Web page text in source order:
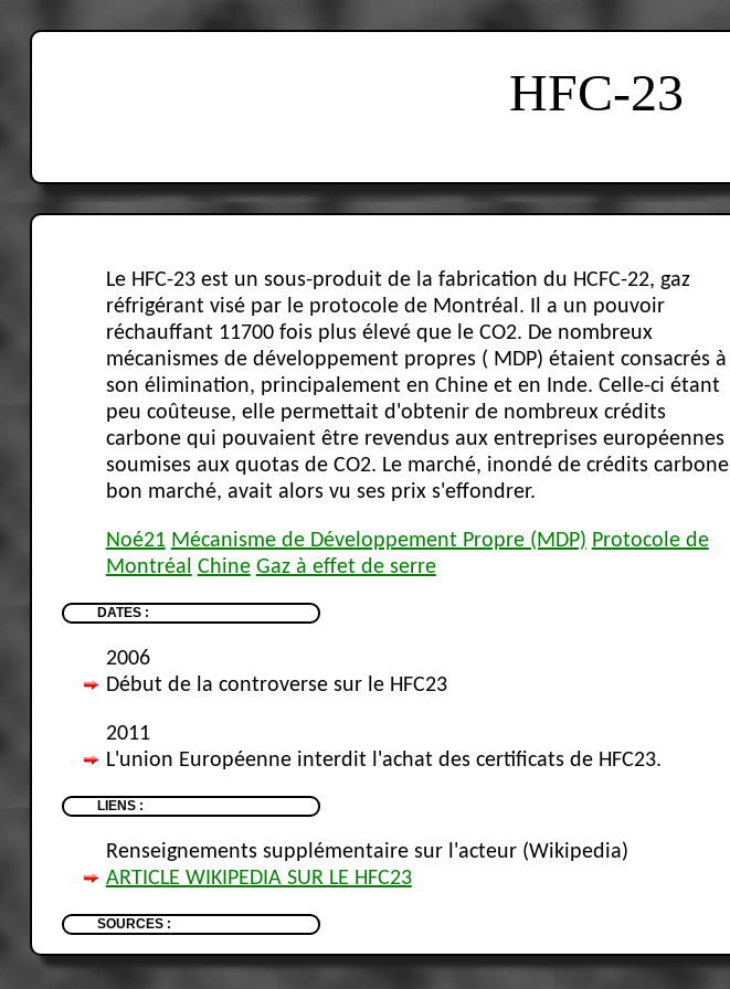
HFC-23
Le HFC-23 est un sous-produit de la fabrication du HCFC-22, gaz
réfrigérant visé par le protocole de Montréal. Il a un pouvoir
réchauffant 11700 fois plus élevé que le CO2. De nombreux
mécanismes de développement propres ( MDP) étaient consacrés à
son élimination, principalement en Chine et en Inde. Celle-ci étant
peu coûteuse, elle permettait d'obtenir de nombreux crédits
carbone qui pouvaient être revendus aux entreprises européennes
soumises aux quotas de CO2. Le marché, inondé de crédits carbone
bon marché, avait alors vu ses prix s'effondrer.
Noé21 Mécanisme de Développement Propre (MDP) Protocole de
Montréal Chine Gaz à effet de serre
DATES :
2006
Début de la controverse sur le HFC23
2011
L'union Européenne interdit l'achat des certificats de HFC23.
LIENS :
Renseignements supplémentaire sur l'acteur (Wikipedia)
ARTICLE WIKIPEDIA SUR LE HFC23
SOURCES :
Wiki